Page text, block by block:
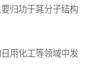
归功于其分子结构
用化工等领域中发